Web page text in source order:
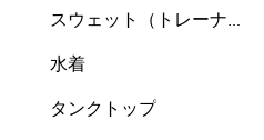
スウェット（トレーナ
水着
タンクトップ